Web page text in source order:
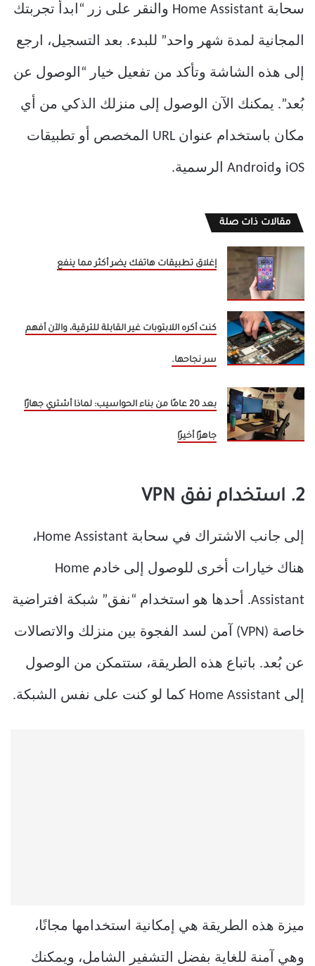
سحابة Home Assistant والنقر على زر “ابدأ تجربتك
المجانية لمدة شهر واحد” للبدء. بعد التسجيل، ارجع
إلى هذه الشاشة وتأكد من تفعيل خيار “الوصول عن
بُعد”. يمكنك الآن الوصول إلى منزلك الذكي من أي
مكان باستخدام عنوان URL المخصص أو تطبيقات
iOS وAndroid الرسمية.
مقالات ذات صلة
إغلاق تطبيقات هاتفك يضر أكثر مما ينفع
كنت أكره اللابتوبات غير القابلة للترقية، والآن أفهم
سر نجاحها.
بعد 20 عامًا من بناء الحواسيب: لماذا أشتري جهازًا
جاهزًا أخيرًا
2. استخدام نفق VPN
إلى جانب الاشتراك في سحابة Home Assistant،
هناك خيارات أخرى للوصول إلى خادم Home
Assistant. أحدها هو استخدام “نفق” شبكة افتراضية
خاصة (VPN) آمن لسد الفجوة بين منزلك والاتصالات
عن بُعد. باتباع هذه الطريقة، ستتمكن من الوصول
إلى Home Assistant كما لو كنت على نفس الشبكة.
ميزة هذه الطريقة هي إمكانية استخدامها مجانًا،
وهي آمنة للغاية بفضل التشفير الشامل، ويمكنك